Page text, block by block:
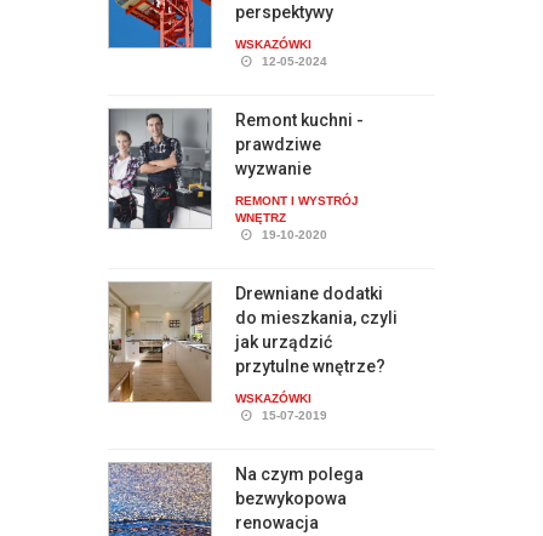
perspektywy
WSKAZÓWKI
12-05-2024
Remont kuchni -
prawdziwe
wyzwanie
REMONT I WYSTRÓJ
WNĘTRZ
19-10-2020
Drewniane dodatki
do mieszkania, czyli
jak urządzić
przytulne wnętrze?
WSKAZÓWKI
15-07-2019
Na czym polega
bezwykopowa
renowacja